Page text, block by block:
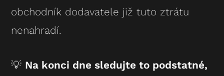
obchodník dodavatele již tuto ztrátu
nenahradí.
💡 Na konci dne sledujte to podstatné,